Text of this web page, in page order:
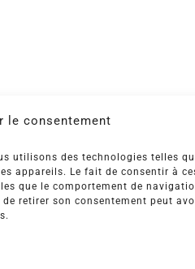
le consentement
utilisons des technologies telles
appareils. Le fait de consentir à
que le comportement de
retirer son consentement peut